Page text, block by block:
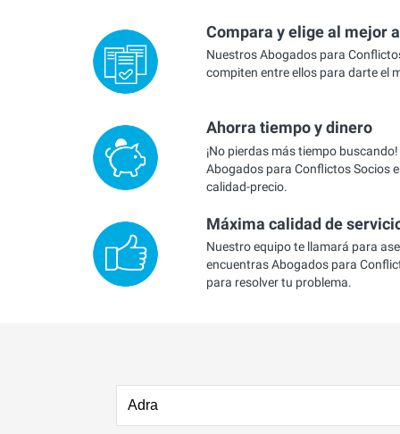
Compara y elige al mejor
Nuestros Abogados para
compiten entre ellos para darte el
Ahorra tiempo y dinero
¡No pierdas más tiempo
Abogados para Conflictos Socios
calidad-precio.
Máxima calidad de
Nuestro equipo te llamará para
encuentras Abogados para
para resolver tu problema.